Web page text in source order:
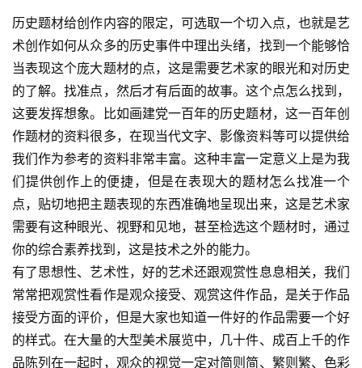
历史题材给创作内容的限定，可选取一个切入点，也就是艺
术创作如何从众多的历史事件中理出头绪，找到一个能够恰
当表现这个庞大题材的点，这是需要艺术家的眼光和对历史
的了解。找准点，然后才有后面的故事。这个点怎么找到，
这要发挥想象。比如画建党一百年的历史题材，这一百年创
作题材的资料很多，在现当代文字、影像资料等可以提供给
我们作为参考的资料非常丰富。这种丰富一定意义上是为我
们提供创作上的便捷，但是在表现大的题材怎么找准一个
点，贴切地把主题表现的东西准确地呈现出来，这是艺术家
需要有这种眼光、视野和见地，甚至检选这个题材时，通过
你的综合素养找到，这是技术之外的能力。
有了思想性、艺术性，好的艺术还跟观赏性息息相关，我们
常常把观赏性看作是观众接受、观赏这件作品，是关于作品
接受方面的评价，但是大家也知道一件好的作品需要一个好
的样式。在大量的大型美术展览中，几十件、成百上千的作
品陈列在一起时，观众的视觉一定对简则简、繁则繁、色彩